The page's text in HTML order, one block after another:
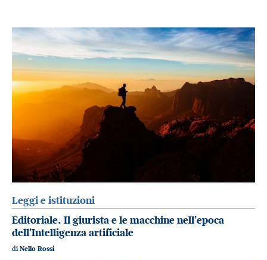
Leggi e istituzioni
Editoriale. Il giurista e le macchine nell’epoca
dell’Intelligenza artificiale
diNello Rossi